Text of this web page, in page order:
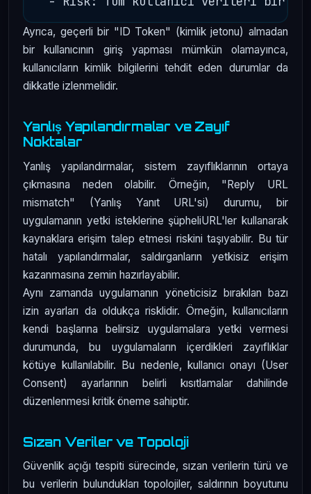
Ayrıca, geçerli bir "ID Token" (kimlik jetonu) almadan
bir kullanıcının giriş yapması mümkün olamayınca,
kullanıcıların kimlik bilgilerini tehdit eden durumlar da
dikkatle izlenmelidir.
Yanlış Yapılandırmalar ve Zayıf
Noktalar
Yanlış yapılandırmalar, sistem zayıflıklarının ortaya
çıkmasına neden olabilir. Örneğin, "Reply URL
mismatch" (Yanlış Yanıt URL'si) durumu, bir
uygulamanın yetki isteklerine şüpheliURL'ler kullanarak
kaynaklara erişim talep etmesi riskini taşıyabilir. Bu tür
hatalı yapılandırmalar, saldırganların yetkisiz erişim
kazanmasına zemin hazırlayabilir.
Aynı zamanda uygulamanın yöneticisiz bırakılan bazı
izin ayarları da oldukça risklidir. Örneğin, kullanıcıların
kendi başlarına belirsiz uygulamalara yetki vermesi
durumunda, bu uygulamaların içerdikleri zayıflıklar
kötüye kullanılabilir. Bu nedenle, kullanıcı onayı (User
Consent) ayarlarının belirli kısıtlamalar dahilinde
düzenlenmesi kritik öneme sahiptir.
Sızan Veriler ve Topoloji
Güvenlik açığı tespiti sürecinde, sızan verilerin türü ve
bu verilerin bulundukları topolojiler, saldırının boyutunu